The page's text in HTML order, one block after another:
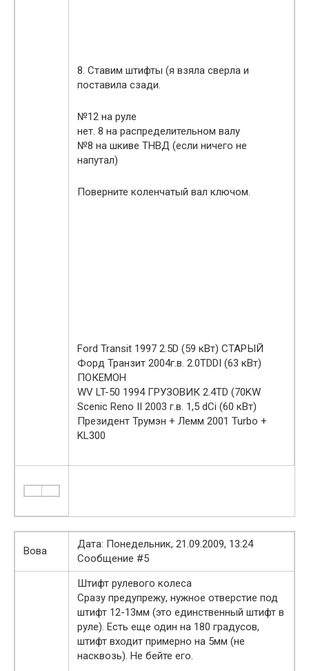
8. Ставим штифты (я взяла сверла и
поставила сзади.
№12 на руле
нет. 8 на распределительном валу
№8 на шкиве ТНВД (если ничего не
напутал)
Поверните коленчатый вал ключом.
Ford Transit 1997 2.5D (59 кВт) СТАРЫЙ
Форд Транзит 2004г.в. 2.0TDDI (63 кВт)
ПОКЕМОН
WV LT-50 1994 ГРУЗОВИК 2.4TD (70KW
Scenic Reno II 2003 г.в. 1,5 dCi (60 кВт)
Президент Трумэн + Лемм 2001 Turbo +
KL300
Вова
Дата: Понедельник, 21.09.2009, 13:24
Сообщение #5
Штифт рулевого колеса
Сразу предупрежу, нужное отверстие под
штифт 12-13мм (это единственный штифт в
руле). Есть еще один на 180 градусов,
штифт входит примерно на 5мм (не
насквозь). Не бейте его.